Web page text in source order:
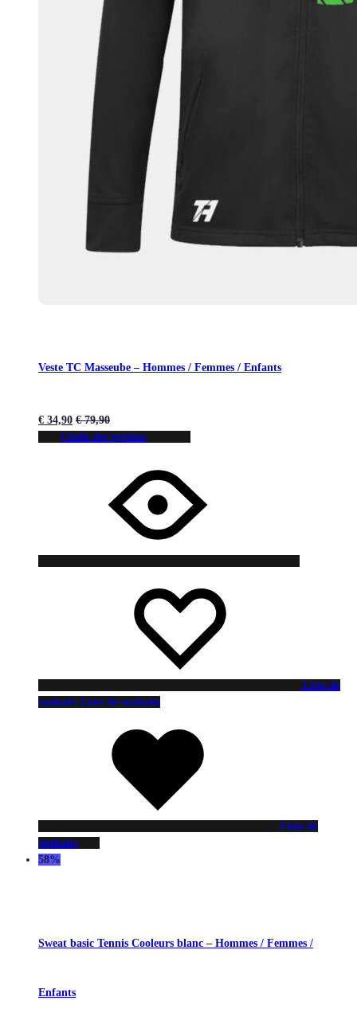
Veste TC Masseube – Hommes / Femmes / Enfants
€ 34,90 €79,90
Choix des options
Liste de
souhaits Liste de souhaits
Liste de
souhaits
58%
Sweat basic Tennis Cooleurs blanc – Hommes / Femmes /
Enfants